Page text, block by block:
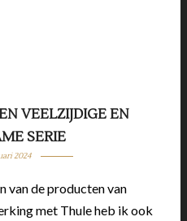
VEELZIJDIGE EN
SERIE
2024
van de producten van
met Thule heb ik ook